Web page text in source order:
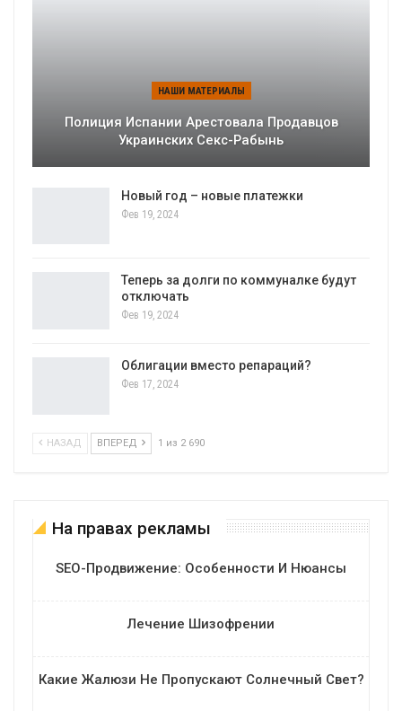
НАШИ МАТЕРИАЛЫ
Полиция Испании Арестовала Продавцов
Украинских Секс-Рабынь
Новый год – новые платежки
Фев 19, 2024
Теперь за долги по коммуналке будут
отключать
Фев 19, 2024
Облигации вместо репараций?
Фев 17, 2024
НАЗАД ВПЕРЕД 1 из 2 690
На правах рекламы
SEO-Продвижение: Особенности И Нюансы
Лечение Шизофрении
Какие Жалюзи Не Пропускают Солнечный Свет?